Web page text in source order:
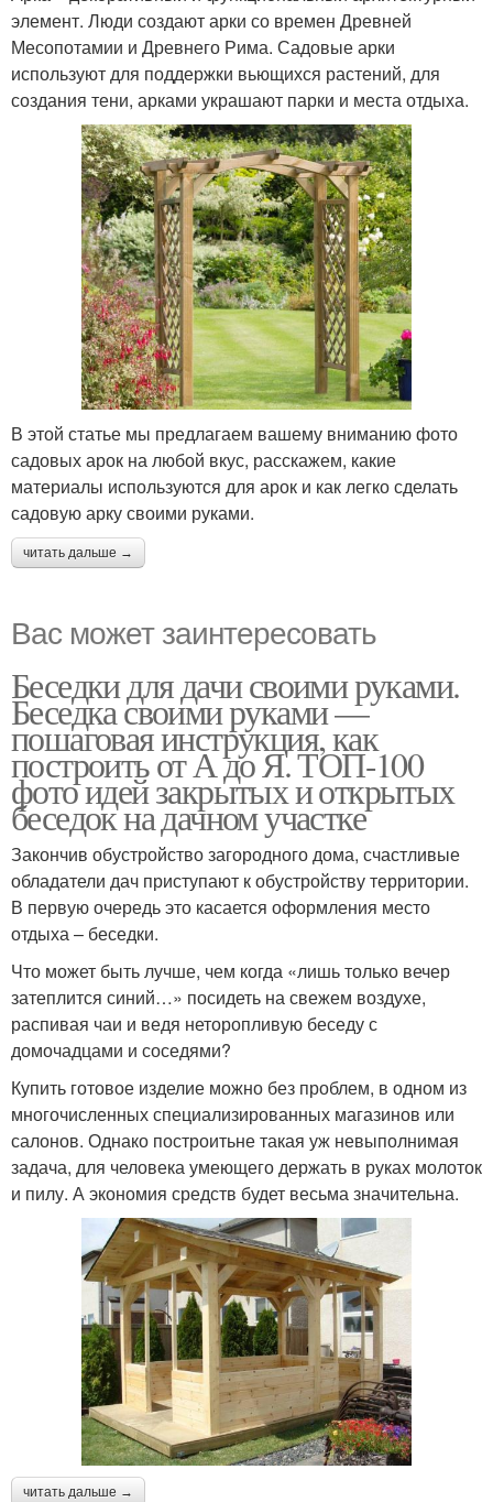
элемент. Люди создают арки со времен Древней
Месопотамии и Древнего Рима. Садовые арки
используют для поддержки вьющихся растений, для
создания тени, арками украшают парки и места отдыха.
В этой статье мы предлагаем вашему вниманию фото
садовых арок на любой вкус, расскажем, какие
материалы используются для арок и как легко сделать
садовую арку своими руками.
читать дальше →
Вас может заинтересовать
Беседки для дачи своими руками.
Беседка своими руками —
пошаговая инструкция, как
построить от А до Я. ТОП-100
фото идей закрытых и открытых
беседок на дачном участке
Закончив обустройство загородного дома, счастливые
обладатели дач приступают к обустройству территории.
В первую очередь это касается оформления место
отдыха – беседки.
Что может быть лучше, чем когда «лишь только вечер
затеплится синий…» посидеть на свежем воздухе,
распивая чаи и ведя неторопливую беседу с
домочадцами и соседями?
Купить готовое изделие можно без проблем, в одном из
многочисленных специализированных магазинов или
салонов. Однако построитьне такая уж невыполнимая
задача, для человека умеющего держать в руках молоток
и пилу. А экономия средств будет весьма значительна.
читать дальше →